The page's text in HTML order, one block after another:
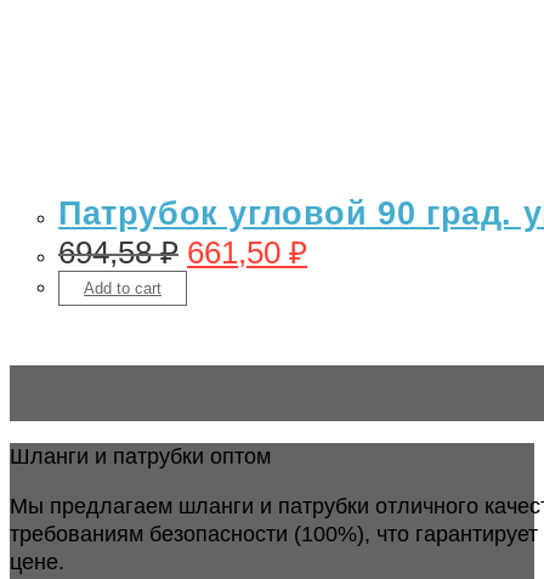
Патрубок угловой 90 град.
694,58₽ 661,50 ₽
Add to cart
Шланги и патрубки оптом
Мы предлагаем шланги и патрубки отличного
требованиям безопасности (100%), что
цене.